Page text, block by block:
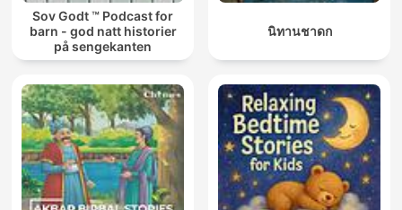
Sov Godt ™ Podcast for
barn - god natt historier
på sengekanten
นิทานชาดก